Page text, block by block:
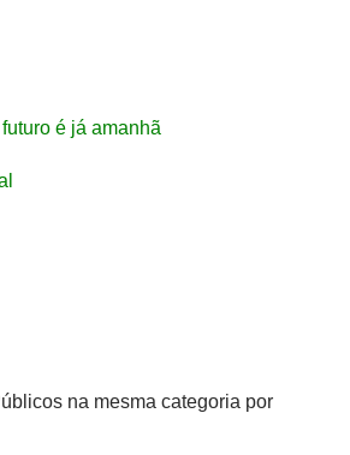
é já amanhã
na mesma categoria por